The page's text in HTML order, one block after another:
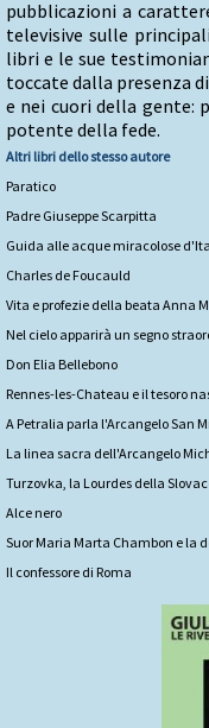
pubblicazioni a
televisive sulle
libri e le sue
toccate dalla presenza
e nei cuori della gente:
potente della fede.
Altri libri dello stesso autore
Paratico
Padre Giuseppe Scarpitta
Guida alle acque miracolose
Charles de Foucauld
Vita e profezie della beata Anna
Nel cielo apparirà un segno
Don Elia Bellebono
Rennes-les-Chateau e il tesoro
A Petralia parla l'Arcangelo San
La linea sacra dell'Arcangelo
Turzovka, la Lourdes della
Alce nero
Suor Maria Marta Chambon e la
Il confessore di Roma